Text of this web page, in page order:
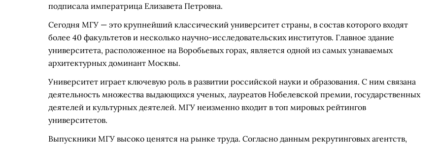
подписала императрица Елизавета Петровна.
Сегодня МГУ — это крупнейший классический университет страны, в состав которого входят
более 40 факультетов и несколько научно-исследовательских институтов. Главное здание
университета, расположенное на Воробьевых горах, является одной из самых узнаваемых
архитектурных доминант Москвы.
Университет играет ключевую роль в развитии российской науки и образования. С ним связана
деятельность множества выдающихся ученых, лауреатов Нобелевской премии, государственных
деятелей и культурных деятелей. МГУ неизменно входит в топ мировых рейтингов
университетов.
Выпускники МГУ высоко ценятся на рынке труда. Согласно данным рекрутинговых агентств,